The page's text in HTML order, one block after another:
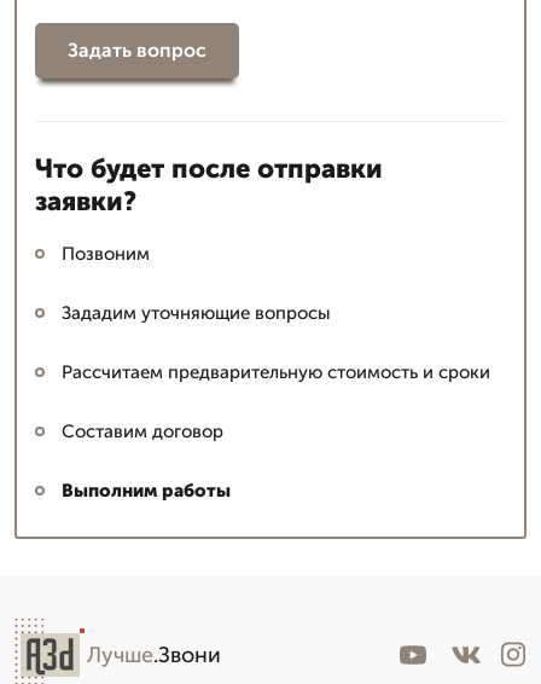
Задать вопрос
Что будет после отправки
заявки?
Позвоним
Зададим уточняющие вопросы
Рассчитаем предварительную стоимость и сроки
Составим договор
Выполним работы
Лучше.Звони